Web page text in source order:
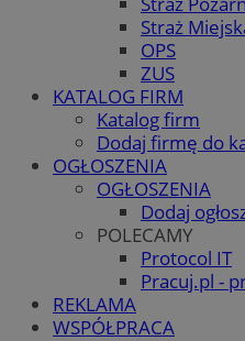
Straż
OPS
ZUS
KATALOG FIRM
Katalog firm
Dodaj firmę do
OGŁOSZENIA
OGŁOSZENIA
Dodaj
POLECAMY
Protocol IT
Pracuj.pl -
REKLAMA
WSPÓŁPRACA